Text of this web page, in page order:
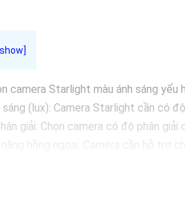
camera Starlight màu ánh sáng yếu
sáng (lux): Camera Starlight cần có
giải: Chọn camera có độ phân
lượng và thương hiệu: Chọn camera
năng chống nước và bụi: Nếu bạn sử